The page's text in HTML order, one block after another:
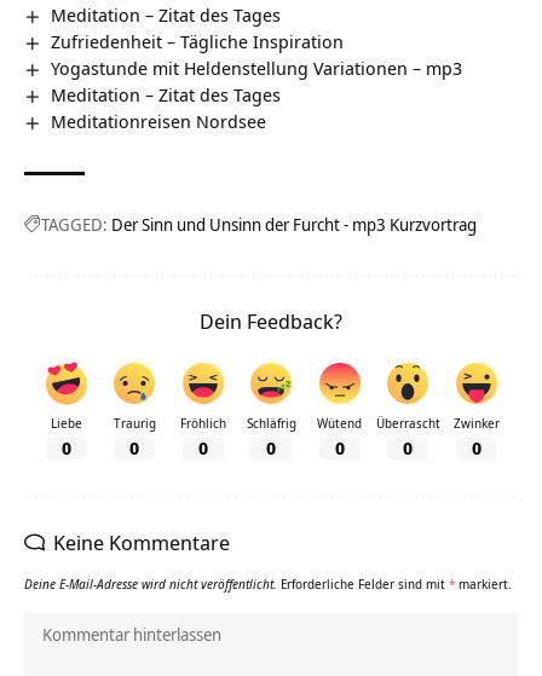
Meditation – Zitat des Tages
Zufriedenheit – Tägliche Inspiration
Yogastunde mit Heldenstellung Variationen – mp3
Meditation – Zitat des Tages
Meditationreisen Nordsee
TAGGED: Der Sinn und Unsinn der Furcht - mp3 Kurzvortrag
Dein Feedback?
Liebe
0
Traurig
0
Fröhlich
0
Schläfrig
0
Wütend
0
Überrascht
0
Zwinker
0
Keine Kommentare
Deine E-Mail-Adresse wird nicht veröffentlicht. Erforderliche Felder sind mit * markiert.